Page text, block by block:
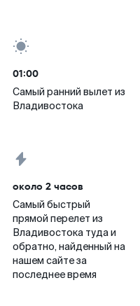
01:00
Самый ранний вылет из
Владивостока
около 2 часов
Самый быстрый
прямой перелет из
Владивостока туда и
обратно, найденный на
нашем сайте за
последнее время